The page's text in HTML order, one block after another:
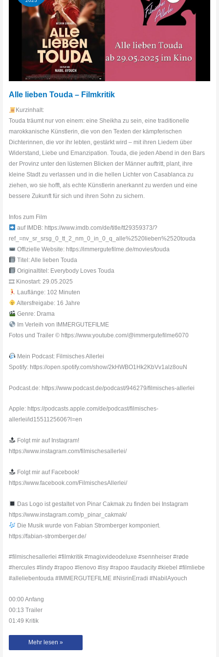
Alle lieben Touda – Filmkritik
Kurzinhalt:
Touda träumt nur von einem: eine Sheikha zu sein, eine traditionelle
marokkanische Künstlerin, die von den Texten der kämpferischen
Dichterinnen, die vor ihr lebten, gestärkt wird – mit ihren Liedern über
Widerstand, Liebe und Emanzipation. Touda, die jeden Abend in den Bars
der Provinz unter den lüsternen Blicken der Männer auftritt, plant, ihre
kleine Stadt zu verlassen und in die hellen Lichter von Casablanca zu
ziehen, wo sie hofft, als echte Künstlerin anerkannt zu werden und eine
bessere Zukunft für sich und ihren Sohn zu sichern.
Infos zum Film
auf IMDB: https://www.imdb.com/de/title/tt29359373/?
ref_=nv_sr_srsg_0_tt_2_nm_0_in_0_q_alle%2520lieben%2520touda
Offizielle Website: https://immergutefilme.de/movies/touda
Titel: Alle lieben Touda
Originaltitel: Everybody Loves Touda
🎞 Kinostart: 29.05.2025
Lauflänge: 102 Minuten
Altersfreigabe: 16 Jahre
Genre: Drama
Im Verleih von IMMERGUTEFILME
Fotos und Trailer © https://www.youtube.com/@immergutefilme6070
Mein Podcast: Filmisches Allerlei
Spotify: https://open.spotify.com/show/2kHWBO1Hk2KbVv1alz8ouN
Podcast.de: https://www.podcast.de/podcast/946279/filmisches-allerlei
Apple: https://podcasts.apple.com/de/podcast/filmisches-
allerlei/id1551125606?l=en
Folgt mir auf Instagram!
https://www.instagram.com/filmischesallerlei/
Folgt mir auf Facebook!
https://www.facebook.com/FilmischesAllerlei/
Das Logo ist gestaltet von Pinar Cakmak zu finden bei Instagram
https://www.instagram.com/p_pinar_cakmak/
Die Musik wurde von Fabian Stromberger komponiert.
https://fabian-stromberger.de/
#filmischesallerlei #filmkritik #magixvideodeluxe #sennheiser #røde
#hercules #lindy #rapoo #lenovo #isy #rapoo #audacity #kiebel #filmliebe
#alleliebentouda #IMMERGUTEFILME #NisrinErradi #NabilAyouch
00:00 Anfang
00:13 Trailer
01:49 Kritik
Alle
Touda
Mehr lesen »